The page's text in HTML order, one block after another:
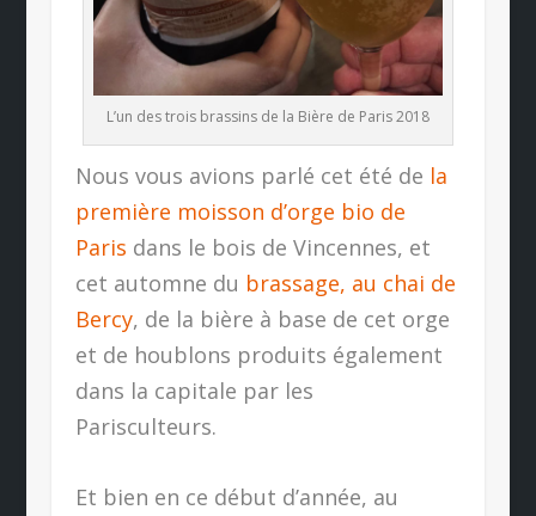
L’un des trois brassins de la Bière de Paris 2018
Nous vous avions parlé cet été de la
première moisson d’orge bio de
Paris dans le bois de Vincennes, et
cet automne du brassage, au chai de
Bercy, de la bière à base de cet orge
et de houblons produits également
dans la capitale par les
Parisculteurs.
Et bien en ce début d’année, au